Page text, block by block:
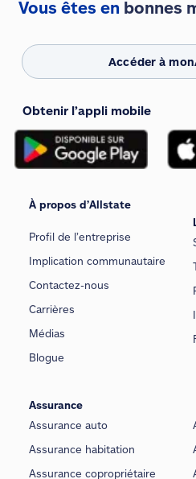
Vous êtes en bonnes
Accéder à
Obtenir l’appli mobile
À propos d’Allstate
Profil de l’entreprise
Implication communautaire
Contactez-nous
Carrières
Médias
Blogue
Assurance
Assurance auto
Assurance habitation
Assurance copropriétaire